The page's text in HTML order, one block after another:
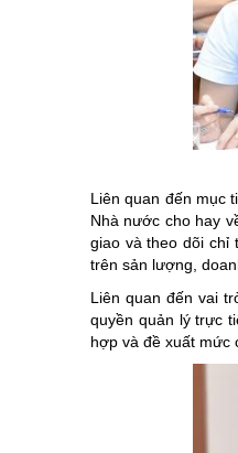
Liên quan đến mục
Nhà nước cho hay
giao và theo dõi chỉ
trên sản lượng,
Liên quan đến vai
quyền quản lý trực
hợp và đề xuất mức